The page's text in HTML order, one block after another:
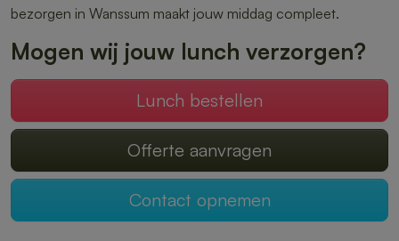
bezorgen in Wanssum maakt jouw middag compleet.
Mogen wij jouw lunch verzorgen?
Lunch bestellen
Offerte aanvragen
Contact opnemen